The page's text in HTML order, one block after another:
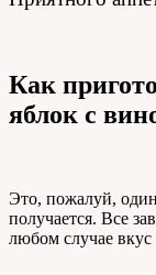
Как
яблок с
Это, пожалуй,
получается. Все
любом случае